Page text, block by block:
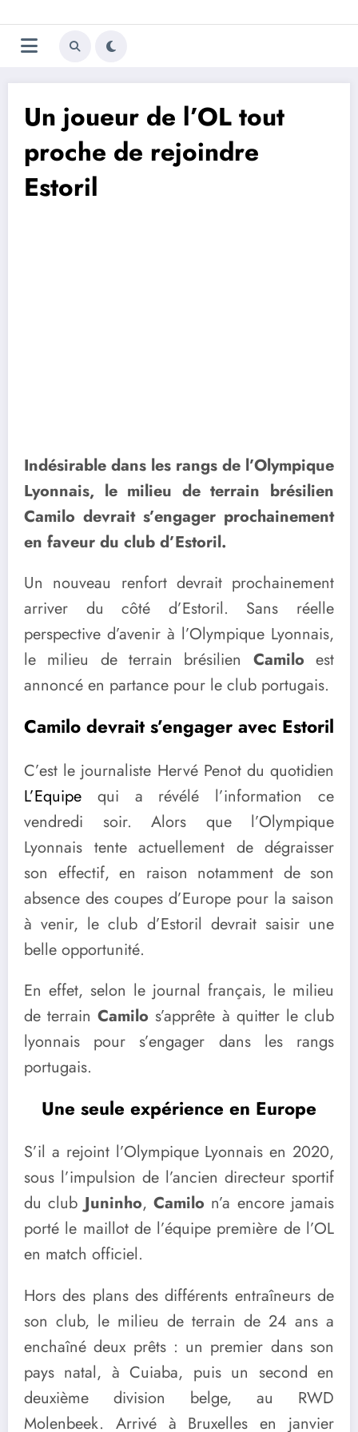
au
contenu
Trivela
L'actualité du football
Un joueur de l’OL tout
proche de rejoindre
Estoril
Indésirable dans les rangs de l’Olympique
Lyonnais, le milieu de terrain brésilien
Camilo devrait s’engager prochainement
en faveur du club d’Estoril.
Un nouveau renfort devrait prochainement
arriver du côté d’Estoril. Sans réelle
perspective d’avenir à l’Olympique Lyonnais,
le milieu de terrain brésilien Camilo est
annoncé en partance pour le club portugais.
Camilo devrait s’engager avec Estoril
C’est le journaliste Hervé Penot du quotidien
L’Equipe qui a révélé l’information ce
vendredi soir. Alors que l’Olympique
Lyonnais tente actuellement de dégraisser
son effectif, en raison notamment de son
absence des coupes d’Europe pour la saison
à venir, le club d’Estoril devrait saisir une
belle opportunité.
En effet, selon le journal français, le milieu
de terrainCamilo s’apprête à quitter le club
lyonnais pour s’engager dans les rangs
portugais.
Une seule expérience en Europe
S’il a rejoint l’Olympique Lyonnais en 2020,
sous l’impulsion de l’ancien directeur sportif
du clubJuninho,Camilo n’a encore jamais
porté le maillot de l’équipe première de l’OL
en match officiel.
Hors des plans des différents entraîneurs de
son club, le milieu de terrain de 24 ans a
enchaîné deux prêts : un premier dans son
pays natal, à Cuiaba, puis un second en
deuxième division belge, au RWD
Molenbeek. Arrivé à Bruxelles en janvier